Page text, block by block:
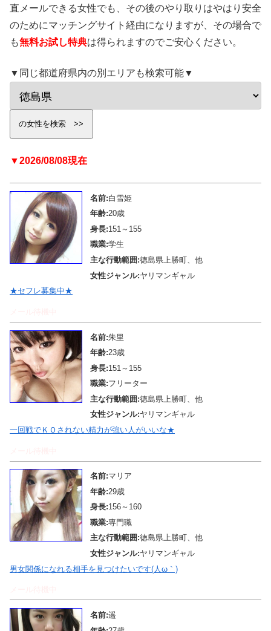
直メールできる女性でも、その後のやり取りはやはり安全
のためにマッチングサイト経由になりますが、その場合で
も無料お試し特典は得られますのでご安心ください。
▼同じ都道府県内の別エリアも検索可能▼
▼2026/08/08現在
名前:白雪姫
年齢:20歳
身長:151～155
職業:学生
主な行動範囲:徳島県上勝町、他
女性ジャンル:ヤリマンギャル
★セフレ募集中★
名前:朱里
年齢:23歳
身長:151～155
職業:フリーター
主な行動範囲:徳島県上勝町、他
女性ジャンル:ヤリマンギャル
一回戦でＫＯされない精力が強い人がいいな★
名前:マリア
年齢:29歳
身長:156～160
職業:専門職
主な行動範囲:徳島県上勝町、他
女性ジャンル:ヤリマンギャル
男女関係になれる相手を見つけたいです(人ω｀)
名前:遥